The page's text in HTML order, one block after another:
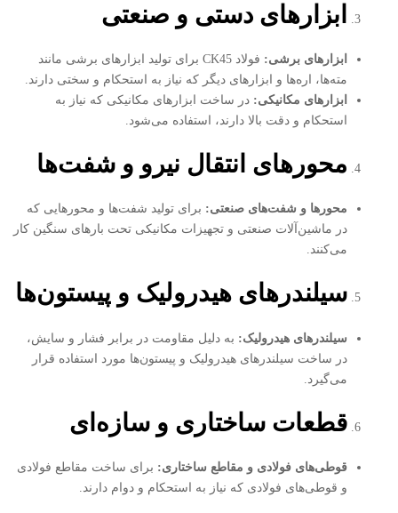
ابزارهای دستی و صنعتی
ابزارهای برشی:
فولاد CK45 برای تولید ابزارهای برشی مانند
مته‌ها، اره‌ها و ابزارهای دیگر که نیاز به استحکام و سختی دارند.
ابزارهای مکانیکی: در ساخت ابزارهای مکانیکی که نیاز به
استحکام و دقت بالا دارند، استفاده می‌شود.
محورهای انتقال نیرو و شفت‌ها
محورها و شفت‌های صنعتی: برای تولید شفت‌ها و محورهایی که
در ماشین‌آلات صنعتی و تجهیزات مکانیکی تحت بارهای سنگین کار
می‌کنند.
سیلندرهای هیدرولیک و پیستون‌ها
سیلندرهای هیدرولیک: به دلیل مقاومت در برابر فشار و سایش،
در ساخت سیلندرهای هیدرولیک و پیستون‌ها مورد استفاده قرار
می‌گیرد.
قطعات ساختاری و سازه‌ای
قوطی‌های فولادی و مقاطع ساختاری: برای ساخت مقاطع فولادی
و قوطی‌های فولادی که نیاز به استحکام و دوام دارند.